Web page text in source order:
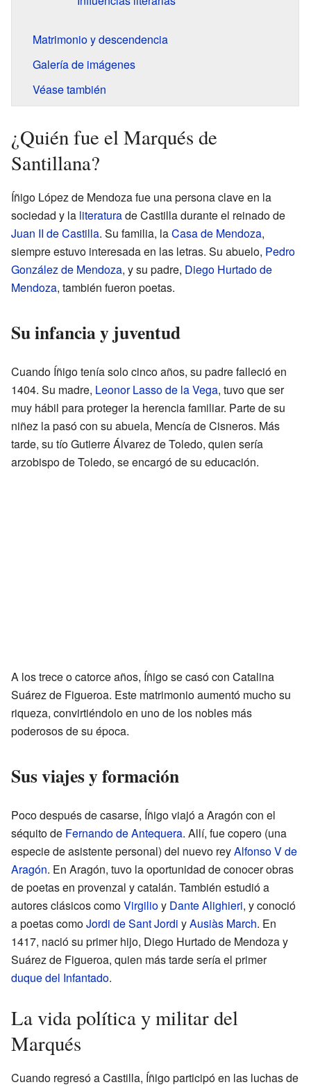
Matrimonio y descendencia
Galería de imágenes
Véase también
¿Quién fue el Marqués de
Santillana?
Íñigo López de Mendoza fue una persona clave en la
sociedad y la literaturade Castilla durante el reinado de
Juan II de Castilla. Su familia, laCasa de Mendoza,
siempre estuvo interesada en las letras. Su abuelo, Pedro
González de Mendoza, y su padre, Diego Hurtado de
Mendoza, también fueron poetas.
Su infancia y juventud
Cuando Íñigo tenía solo cinco años, su padre falleció en
1404. Su madre, Leonor Lasso de la Vega, tuvo que ser
muy hábil para proteger la herencia familiar. Parte de su
niñez la pasó con su abuela, Mencía de Cisneros. Más
tarde, su tío Gutierre Álvarez de Toledo, quien sería
arzobispo de Toledo, se encargó de su educación.
A los trece o catorce años, Íñigo se casó con Catalina
Suárez de Figueroa. Este matrimonio aumentó mucho su
riqueza, convirtiéndolo en uno de los nobles más
poderosos de su época.
Sus viajes y formación
Poco después de casarse, Íñigo viajó a Aragón con el
séquito de Fernando de Antequera. Allí, fue copero (una
especie de asistente personal) del nuevo reyAlfonso V de
Aragón. En Aragón, tuvo la oportunidad de conocer obras
de poetas en provenzal y catalán. También estudió a
autores clásicos comoVirgilioy Dante Alighieri, y conoció
a poetas comoJordi de Sant Jordi yAusiàs March. En
1417, nació su primer hijo, Diego Hurtado de Mendoza y
Suárez de Figueroa, quien más tarde sería el primer
duque del Infantado.
La vida política y militar del
Marqués
Cuando regresó a Castilla, Íñigo participó en las luchas de